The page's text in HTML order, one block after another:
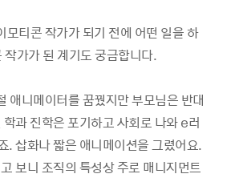
모티콘 작가가 되기 전에 어떤 일을 하
가가 된 계기도 궁금합니다.
애니메이터를 꿈꿨지만 부모님은 반대
과 진학은 포기하고 사회로 나와 e러
. 삽화나 짧은 애니메이션을 그렸어요.
보니 조직의 특성상 주로 매니지먼트